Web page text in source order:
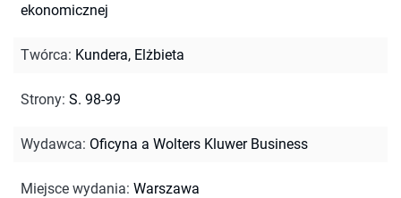
ekonomicznej
Twórca: Kundera, Elżbieta
Strony: S. 98-99
Wydawca: Oficyna a Wolters Kluwer Business
Miejsce wydania: Warszawa